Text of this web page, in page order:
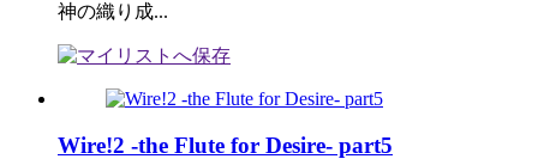
神の織り成...
Wire!2 -the Flute for Desire- part5